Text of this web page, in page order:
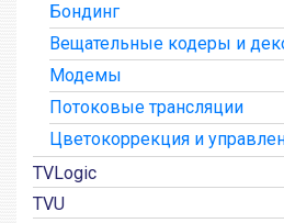
Бондинг
Вещательные кодеры и
Модемы
Потоковые трансляции
Цветокоррекция и
TVLogic
TVU